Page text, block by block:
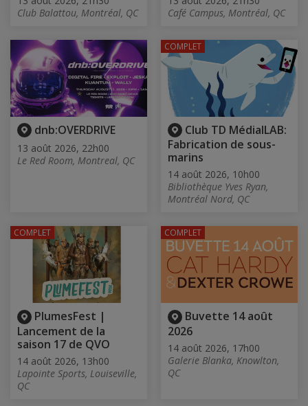
Club Balattou, Montréal, QC
Café Campus, Montréal, QC
dnb:OVERDRIVE
13 août 2026, 22h00
Le Red Room, Montreal, QC
Club TD MédialLAB:
Fabrication de sous-
marins
14 août 2026, 10h00
Bibliothèque Yves Ryan,
Montréal Nord, QC
COMPLET
PlumesFest |
Lancement de la
saison 17 de QVO
14 août 2026, 13h00
Lapointe Sports, Louiseville,
QC
COMPLET
Buvette 14 août
2026
14 août 2026, 17h00
Galerie Blanka, Knowlton,
QC
COMPLET